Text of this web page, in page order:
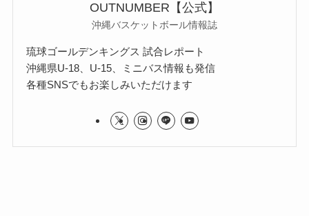
OUTNUMBER【公式】
沖縄バスケットボール情報誌
琉球ゴールデンキングス 試合レポート
沖縄県U-18、U-15、ミニバス情報も発信
各種SNSでもお楽しみいただけます